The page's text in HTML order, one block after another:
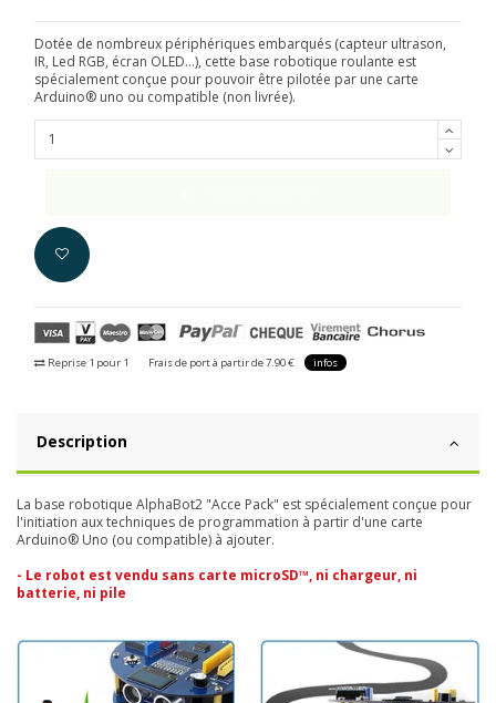
Dotée de nombreux périphériques embarqués (capteur ultrason,
IR, Led RGB, écran OLED...), cette base robotique roulante est
spécialement conçue pour pouvoir être pilotée par une carte
Arduino® uno ou compatible (non livrée).
Reprise 1 pour 1 Frais de port à partir de 7.90 € infos
Description
La base robotique AlphaBot2 "Acce Pack" est spécialement conçue pour
l'initiation aux techniques de programmation à partir d'une carte
Arduino® Uno (ou compatible) à ajouter.
- Le robot est vendu sans carte microSD™, ni chargeur, ni
batterie, ni pile